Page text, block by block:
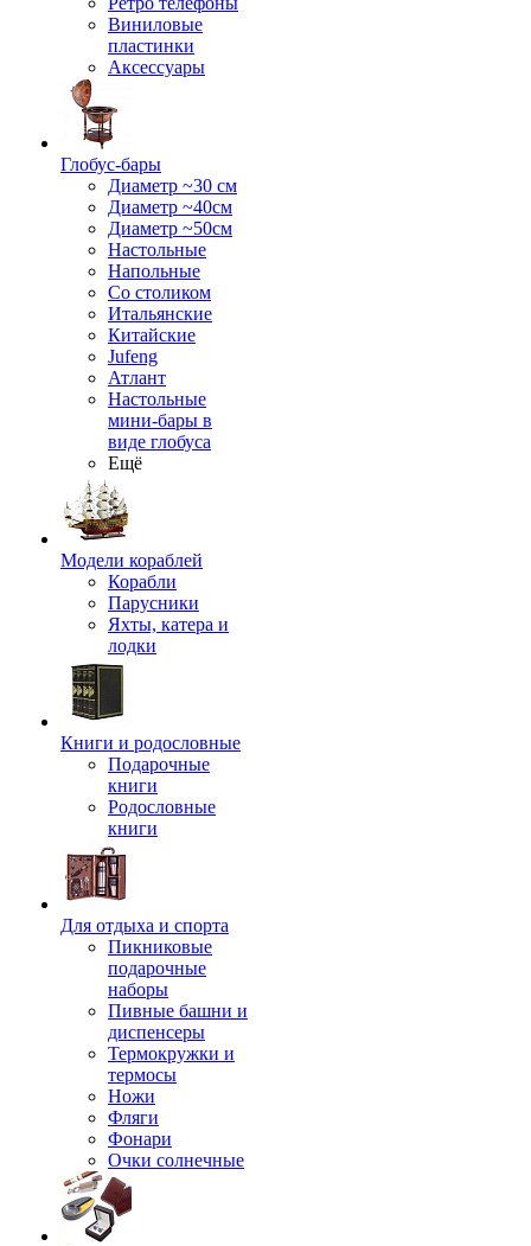
Виниловые
пластинки
Аксессуары
Глобус-бары
Диаметр ~30 см
Диаметр ~40см
Диаметр ~50см
Настольные
Напольные
Со столиком
Итальянские
Китайские
Jufeng
Атлант
Настольные
мини-бары в
виде глобуса
Ещё
Модели кораблей
Корабли
Парусники
Яхты, катера и
лодки
Книги и родословные
Подарочные
книги
Родословные
книги
Для отдыха и спорта
Пикниковые
подарочные
наборы
Пивные башни и
диспенсеры
Термокружки и
термосы
Ножи
Фляги
Фонари
Очки солнечные